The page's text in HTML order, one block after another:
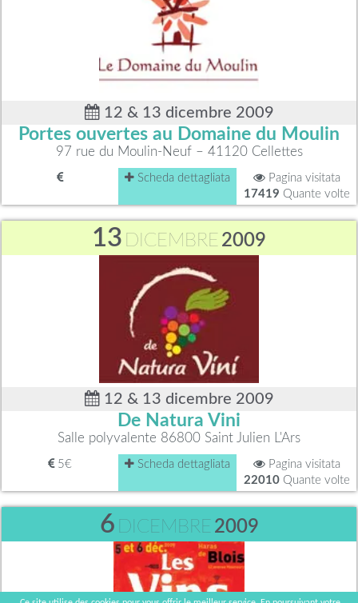
12 & 13 dicembre 2009
Portes ouvertes au Domaine du Moulin
97 rue du Moulin-Neuf – 41120 Cellettes
Scheda dettagliata
Pagina visitata
17419 Quante volte
13 DICEMBRE 2009
12 & 13 dicembre 2009
De Natura Vini
Salle polyvalente 86800 Saint Julien L'Ars
5€ Scheda dettagliata
Pagina visitata
22010Quante volte
6 DICEMBRE 2009